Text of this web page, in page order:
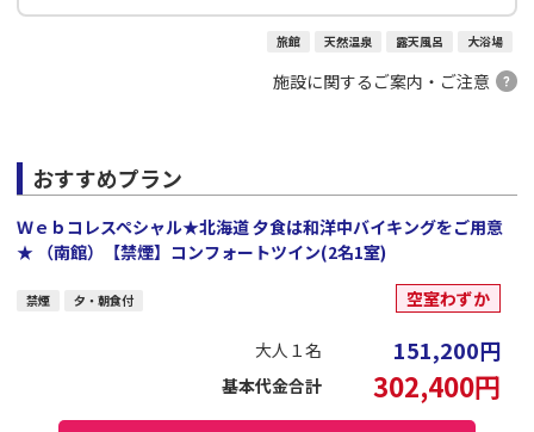
旅館 天然温泉 露天風呂 大浴場
施設に関するご案内・ご注意
おすすめプラン
Ｗｅｂコレスペシャル★北海道 夕食は和洋中バイキングをご用意
★ （南館）【禁煙】コンフォートツイン(2名1室)
禁煙 夕・朝食付 空室わずか
大人１名 151,200円
基本代金合計 302,400円